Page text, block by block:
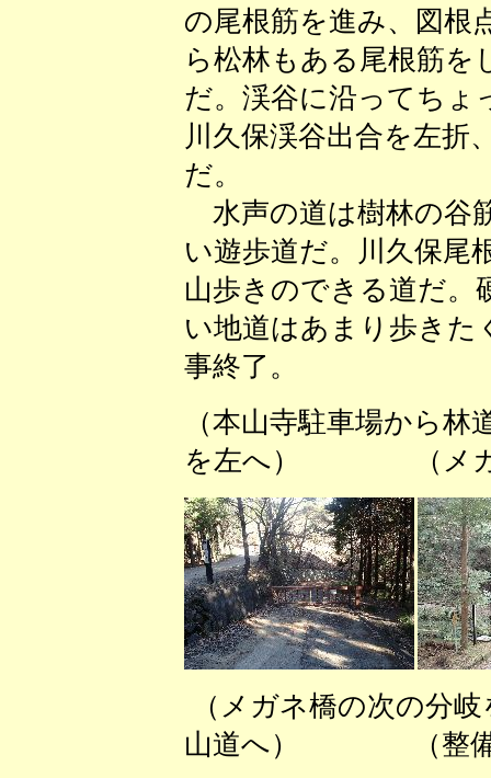
の尾根筋を進み、図根
ら松林もある尾根筋を
だ。渓谷に沿ってちょ
川久保渓谷出合を左折
だ。
水声の道は樹林の谷
い遊歩道だ。川久保尾
山歩きのできる道だ。
い地道はあまり歩きた
事終了。
（本山寺駐車場から
を左へ） （メガ
（メガネ橋の次の
山道へ） （整備さ